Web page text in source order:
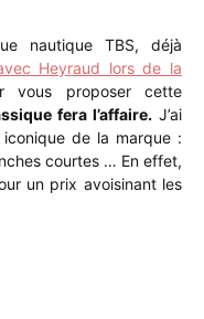
nautique TBS, déjà
Heyraud lors de la
vous proposer cette
fera l’affaire. J’ai
de la marque :
courtes … En effet,
un prix avoisinant les